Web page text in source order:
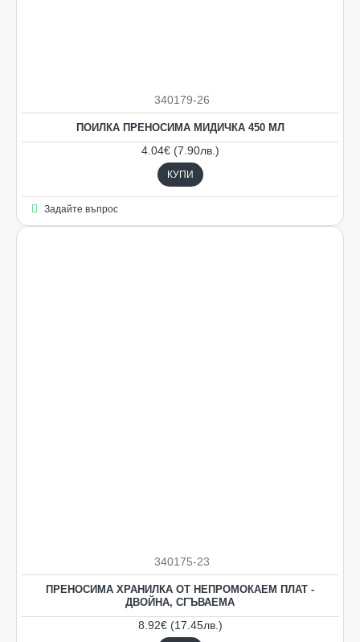
340179-26
ПОИЛКА ПРЕНОСИМА МИДИЧКА 450 МЛ
4.04€ (7.90лв.)
КУПИ
Задайте въпрос
340175-23
ПРЕНОСИМА ХРАНИЛКА ОТ НЕПРОМОКАЕМ ПЛАТ -
ДВОЙНА, СГЪВАЕМА
8.92€ (17.45лв.)